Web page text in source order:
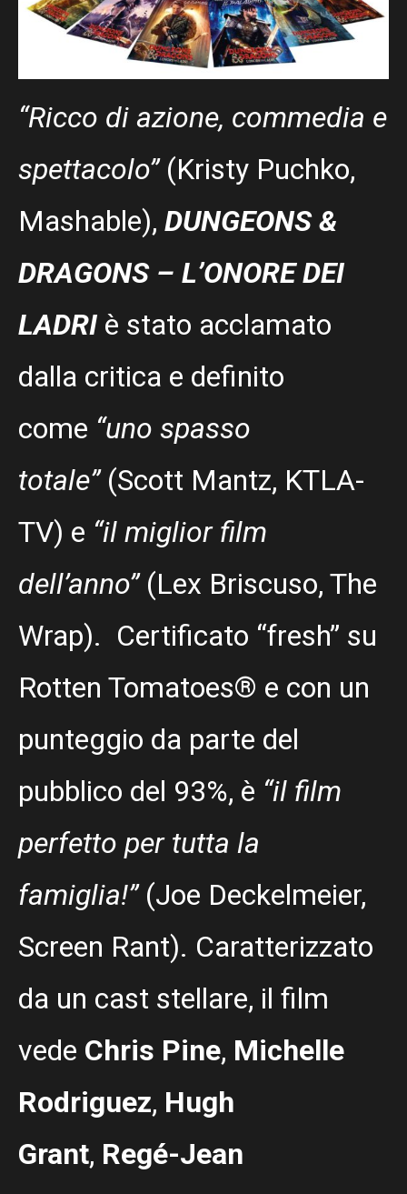
“Ricco di azione, commedia e
spettacolo”(Kristy Puchko,
Mashable), DUNGEONS &
DRAGONS – L’ONORE DEI
LADRI è stato acclamato
dalla critica e definito
come “uno spasso
totale”(Scott Mantz, KTLA-
TV) e “il miglior film
dell’anno”(Lex Briscuso, The
Wrap). Certificato “fresh” su
Rotten Tomatoes® e con un
punteggio da parte del
pubblico del 93%, è “il film
perfetto per tutta la
famiglia!”(Joe Deckelmeier,
Screen Rant). Caratterizzato
da un cast stellare, il film
vede Chris Pine, Michelle
Rodriguez, Hugh
Grant, Regé-Jean